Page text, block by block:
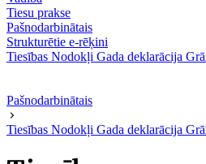
Tiesu prakse
Pašnodarbinātais
Strukturētie e-rēķini
Tiesības Nodokļi Gada deklarācija
Pašnodarbinātais
Tiesības Nodokļi Gada deklarācija